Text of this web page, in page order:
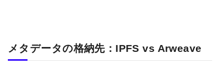
メタデータの格納先：IPFS vs Arweave